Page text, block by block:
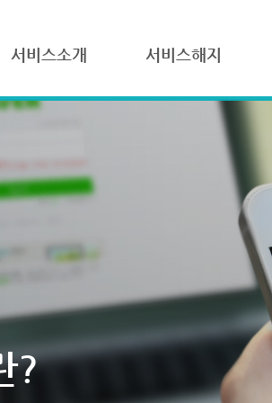
서비스소개 서비스해지
?